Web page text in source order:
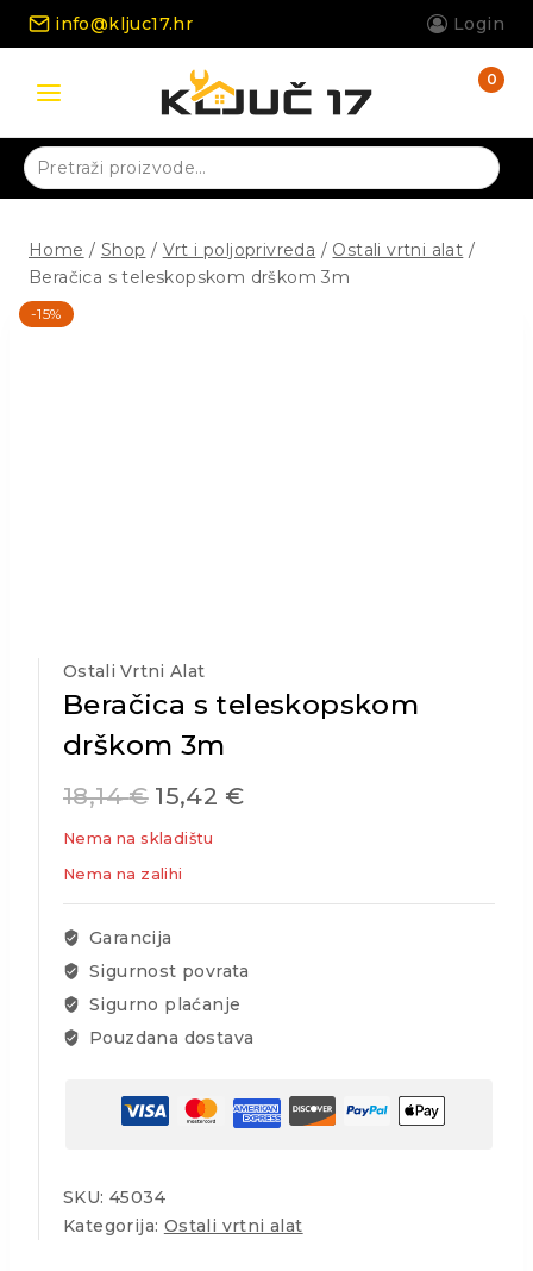
Skip
info@kljuc17.hr Login
0
Pretraži:
Home / Shop / Vrt i poljoprivreda / Ostali vrtni alat /
Beračica s teleskopskom drškom 3m
-15%
Ostali Vrtni Alat
Beračica s teleskopskom
drškom 3m
18,14€ 15,42 €
Nema na skladištu
Nema na zalihi
Garancija
Sigurnost povrata
Sigurno plaćanje
Pouzdana dostava
SKU: 45034
Kategorija: Ostali vrtni alat